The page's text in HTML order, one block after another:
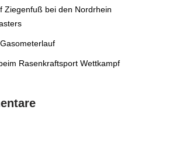
Ziegenfuß bei den Nordrhein
Rasenkraftsport Wettkampf